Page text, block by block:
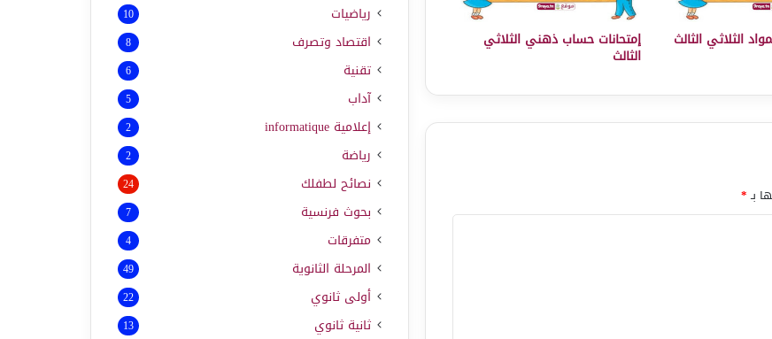
الثلاثي الثالث إمتحانات حساب ذهني الثلاثي
الثالث
بـ*
رياضيات 10
اقتصاد وتصرف 8
تقنية 6
آداب 5
إعلامية informatique
2
رياضة 2
نصائح لطفلك 24
بحوث فرنسية 7
متفرقات 4
المرحلة الثانوية 49
أولى ثانوي 22
ثانية ثانوي 13